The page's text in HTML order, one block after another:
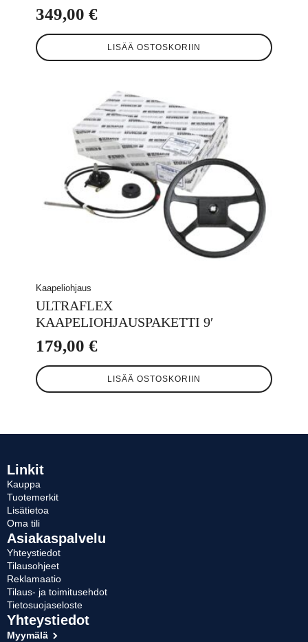
349,00 €
LISÄÄ OSTOSKORIIN
Kaapeliohjaus
ULTRAFLEX
KAAPELIOHJAUSPAKETTI 9′
179,00 €
LISÄÄ OSTOSKORIIN
Linkit
Kauppa
Tuotemerkit
Lisätietoa
Oma tili
Asiakaspalvelu
Yhteystiedot
Tilausohjeet
Reklamaatio
Tilaus- ja toimitusehdot
Tietosuojaseloste
Yhteystiedot
Myymälä